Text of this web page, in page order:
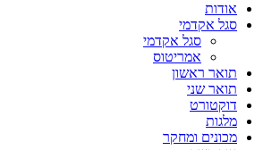
אודות
סגל אקדמי
סגל אקדמי
אמריטוס
תואר ראשון
תואר שני
דוקטורט
מלגות
מכונים ומחקר